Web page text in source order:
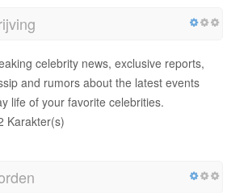
celebrity news, exclusive reports,
and rumors about the latest events
life of your favorite celebrities.
Karakter(s)